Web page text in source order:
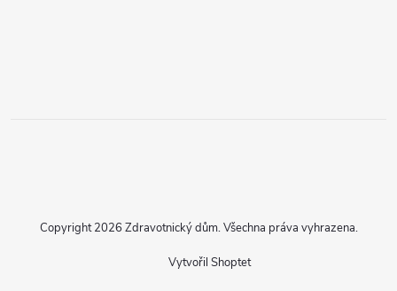
Vytvořil Shoptet
Copyright 2026 Zdravotnický dům. Všechna práva vyhrazena.